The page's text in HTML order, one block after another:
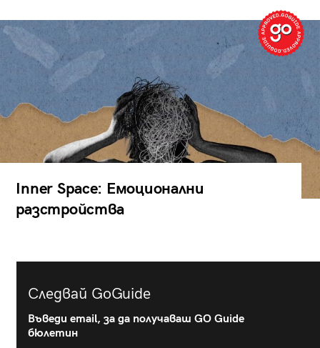
Inner Space: Емоционални
разстройства
Следвай GoGuide
Въведи email, за да получаваш GO Guide
бюлетин